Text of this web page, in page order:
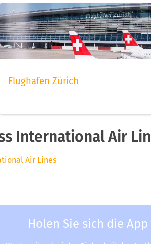
Flughafen Zürich
International Air
Air Lines
Holen Sie sich die App